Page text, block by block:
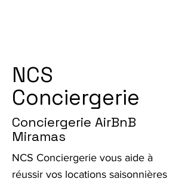
NCS
Conciergerie
Conciergerie AirBnB
Miramas
NCS Conciergerie vous aide à
réussir vos locations saisonnières